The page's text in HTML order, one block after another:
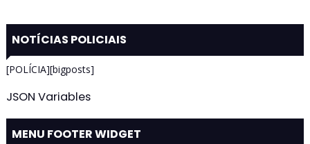
NOTÍCIAS POLICIAIS
[POLÍCIA][bigposts]
JSON Variables
MENU FOOTER WIDGET